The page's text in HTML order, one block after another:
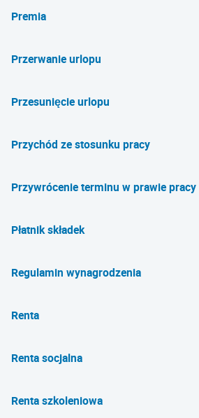
Premia
Przerwanie urlopu
Przesunięcie urlopu
Przychód ze stosunku pracy
Przywrócenie terminu w prawie pracy
Płatnik składek
Regulamin wynagrodzenia
Renta
Renta socjalna
Renta szkoleniowa